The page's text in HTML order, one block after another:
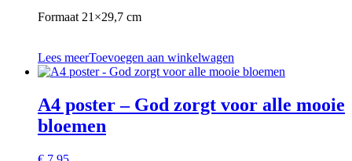
Formaat 21×29,7 cm
Lees meerToevoegen aan winkelwagen
A4 poster – God zorgt voor alle mooie
bloemen